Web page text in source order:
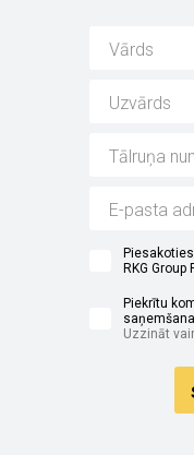
RKG
Piekrītu
Uzzināt